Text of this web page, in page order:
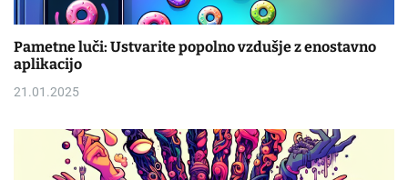
Pametne luči: Ustvarite popolno vzdušje z enostavno
aplikacijo
21.01.2025